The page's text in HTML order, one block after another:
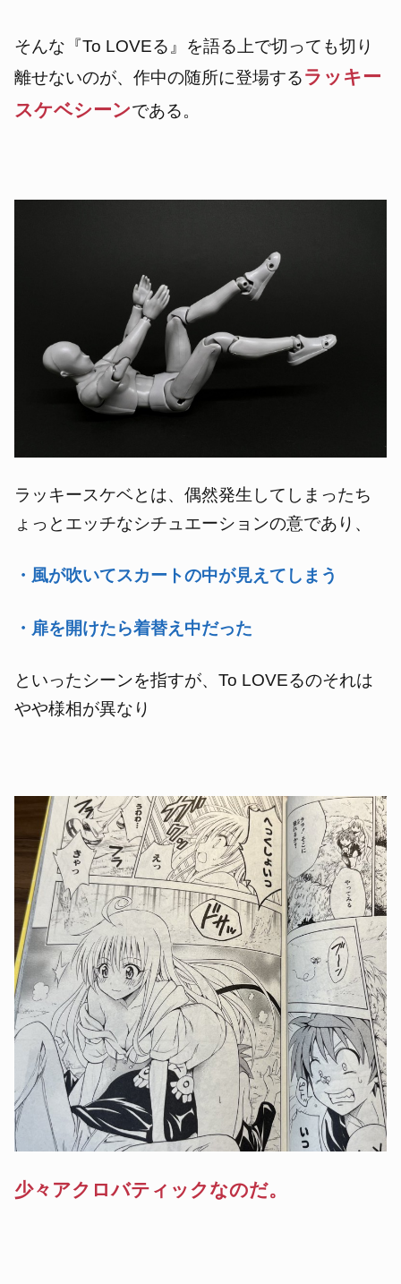
そんな『To LOVEる』を語る上で切っても切り
離せないのが、作中の随所に登場するラッキー
スケベシーンである。
ラッキースケベとは、偶然発生してしまったち
ょっとエッチなシチュエーションの意であり、
・風が吹いてスカートの中が見えてしまう
・扉を開けたら着替え中だった
といったシーンを指すが、To LOVEるのそれは
やや様相が異なり
少々アクロバティックなのだ。